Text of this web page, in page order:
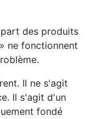
des produits
ne fonctionnent
Il ne s'agit
Il s'agit d'un
fondé